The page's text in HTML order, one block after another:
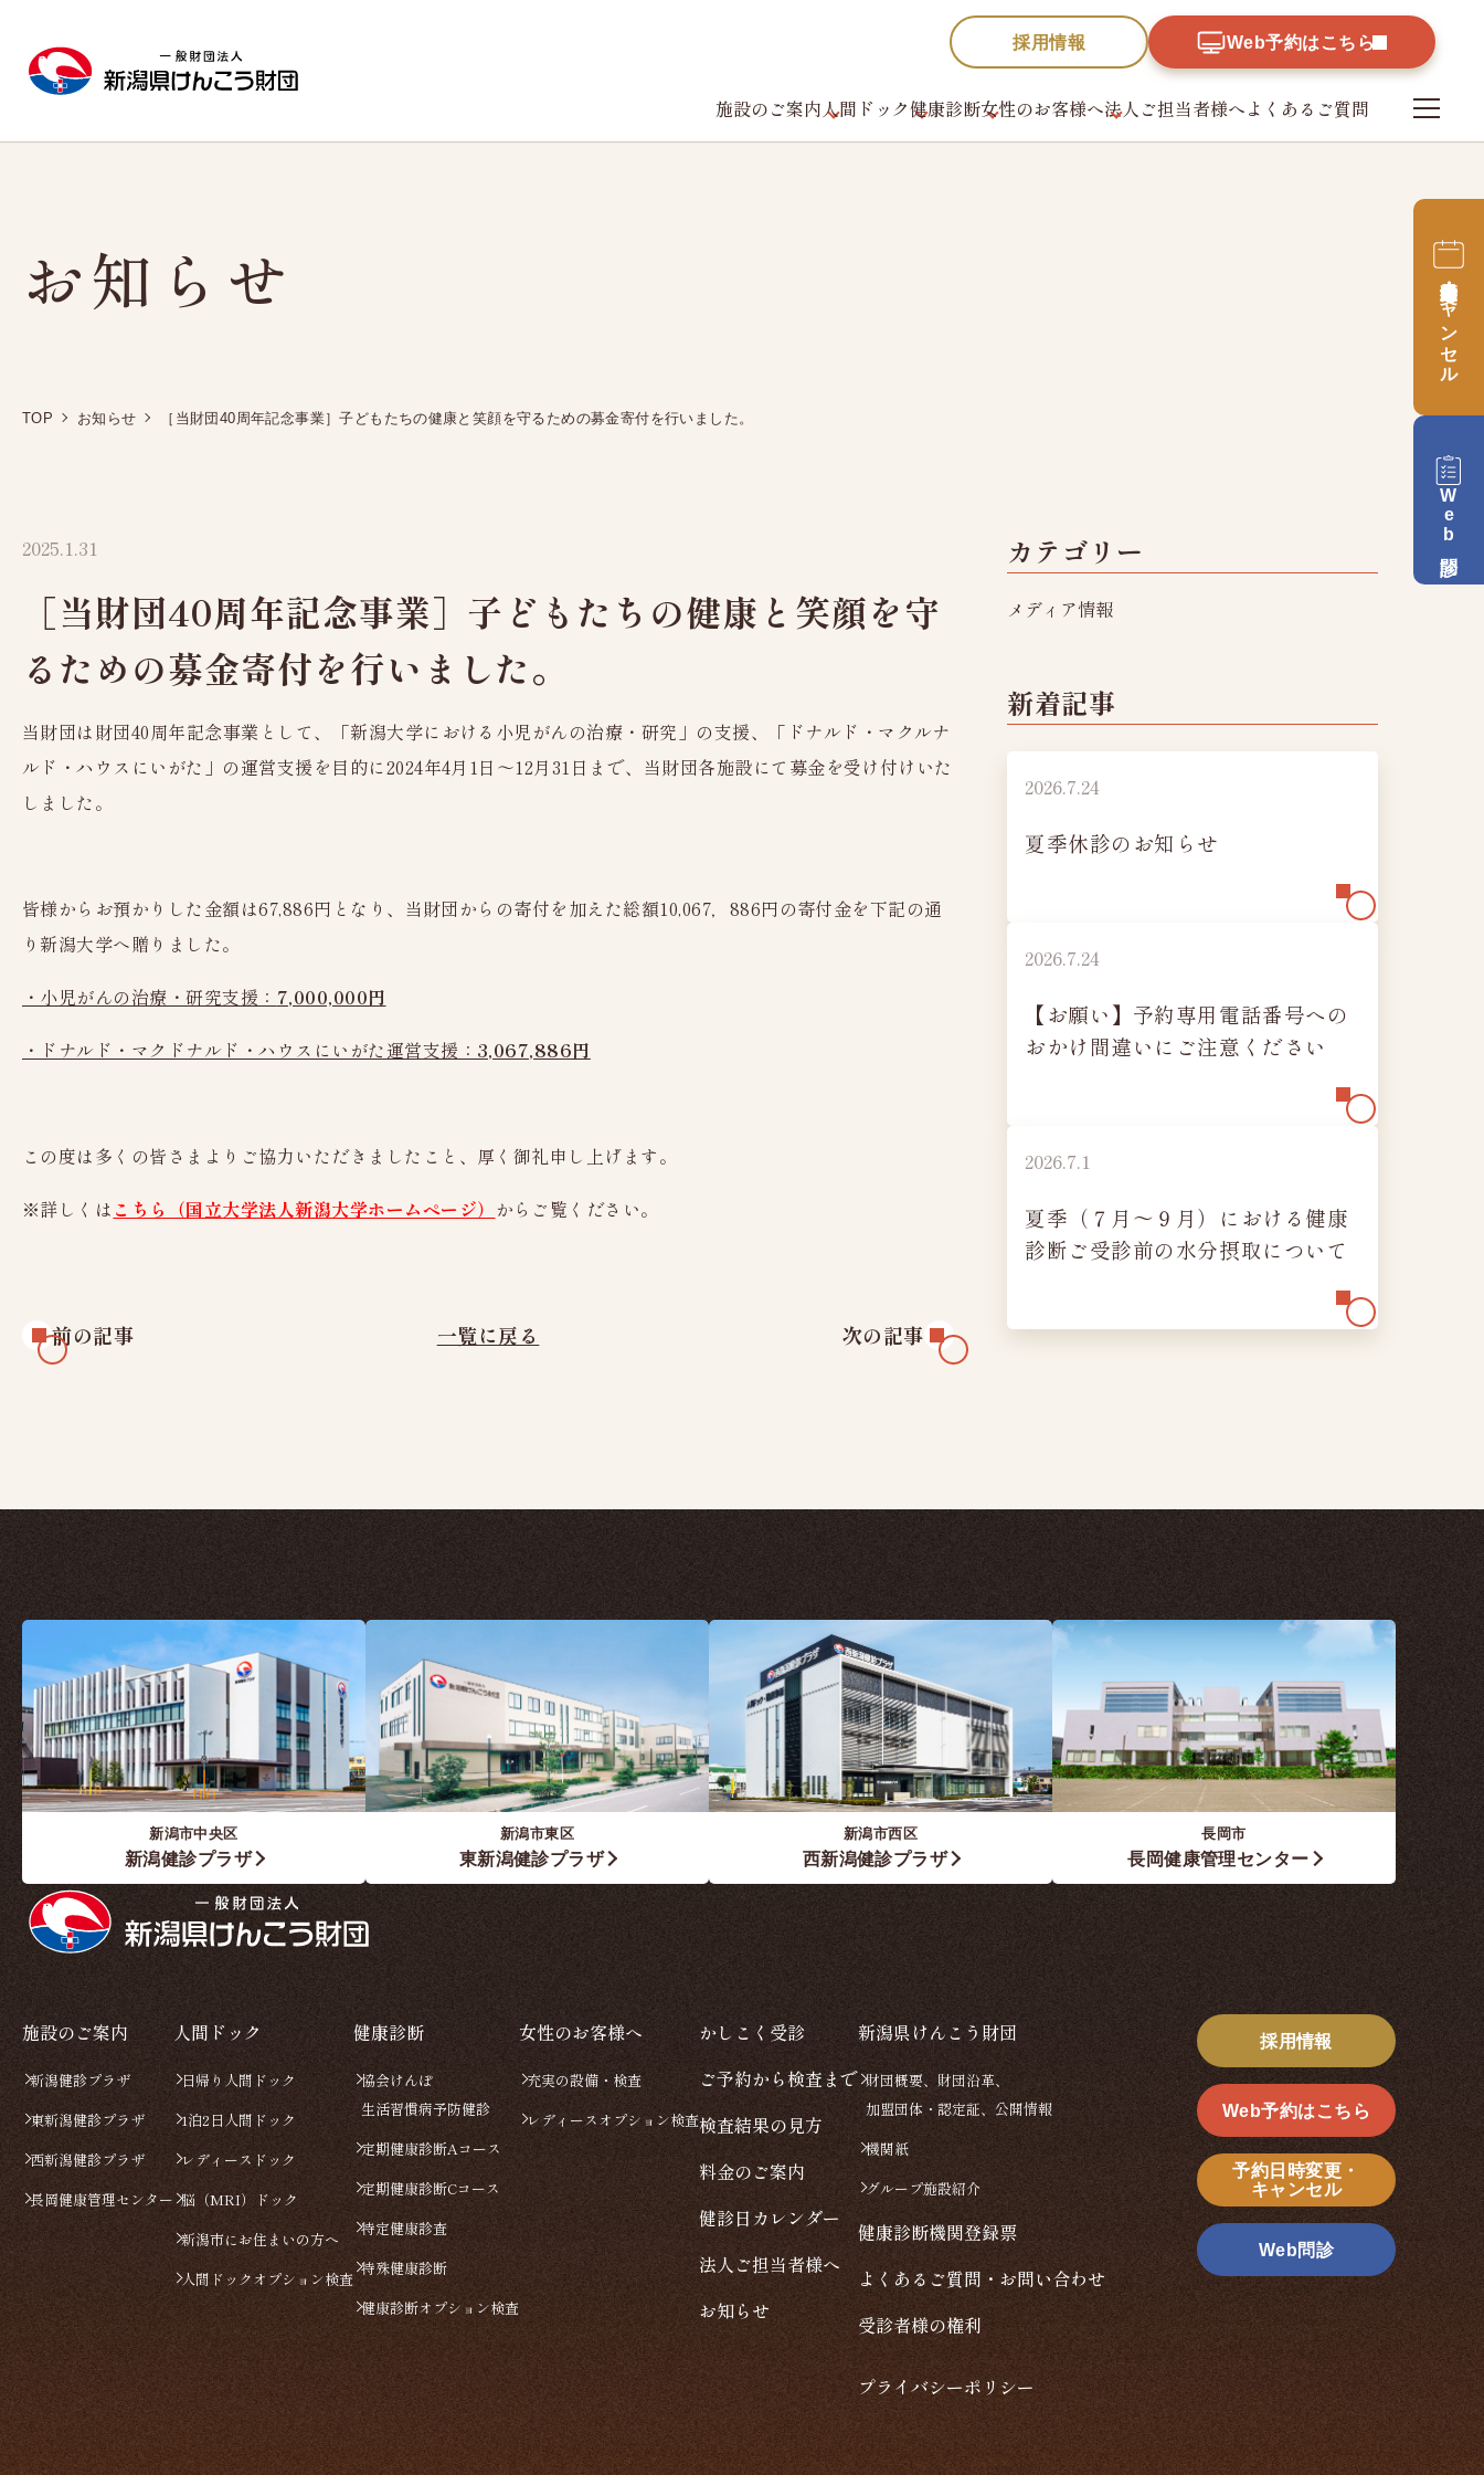
施設のご案内
新潟健診プラザ
長岡健康管理センター
人間ドック
日帰り人間ドック
脳（MRI）ドック
定期健康診断Cコース
プライバシーポリシー
採用情報 Web予約はこちら
施設のご案内人間ドック健康診断女性のお客様へ法人ご担当者様へよくあるご質問
お知らせ キャンセル
Web問診
TOP お知らせ ［当財団40周年記念事業］子どもたちの健康と笑顔を守るための募金寄付を行いました。
2025.1.31
［当財団40周年記念事業］子どもたちの健康と笑顔を守
るための募金寄付を行いました。
当財団は財団40周年記念事業として、「新潟大学における小児がんの治療・研究」の支援、「ドナルド・マクルナ
ルド・ハウスにいがた」の運営支援を目的に2024年4月1日～12月31日まで、当財団各施設にて募金を受け付けいた
しました。
皆様からお預かりした金額は67,886円となり、当財団からの寄付を加えた総額10,067，886円の寄付金を下記の通
り新潟大学へ贈りました。
・小児がんの治療・研究支援： 7,000,000円
・ドナルド・マクドナルド・ハウスにいがた運営支援： 3,067,886円
この度は多くの皆さまよりご協力いただきましたこと、厚く御礼申し上げます。
※詳しくは こちら（国立大学法人新潟大学ホームページ） からご覧ください。
前の記事 一覧に戻る 次の記事
カテゴリー
メディア情報
新着記事
2026.7.24
夏季休診のお知らせ
2026.7.24
【お願い】予約専用電話番号への
おかけ間違いにご注意ください
2026.7.1
夏季（７月～９月）における健康
診断ご受診前の水分摂取について
新潟市中央区
新潟健診プラザ
新潟市東区
東新潟健診プラザ
新潟市西区
西新潟健診プラザ
長岡市
長岡健康管理センター
施設のご案内
新潟健診プラザ
東新潟健診プラザ
西新潟健診プラザ
長岡健康管理センター
人間ドック
日帰り人間ドック
1泊2日人間ドック
レディースドック
脳（MRI）ドック
新潟市にお住まいの方へ
人間ドックオプション検査
健康診断
協会けんぽ
生活習慣病予防健診
定期健康診断Aコース
定期健康診断Cコース
特定健康診査
特殊健康診断
健康診断オプション検査
女性のお客様へ
充実の設備・検査
レディースオプション検査
かしこく受診
ご予約から検査まで
検査結果の見方
料金のご案内
健診日カレンダー
法人ご担当者様へ
お知らせ
新潟県けんこう財団
財団概要、財団沿革、
加盟団体・認定証、公開情報
機関紙
グループ施設紹介
健康診断機関登録票
よくあるご質問・お問い合わせ
受診者様の権利
プライバシーポリシー
採用情報
Web予約はこちら
予約日時変更・
キャンセル
Web問診